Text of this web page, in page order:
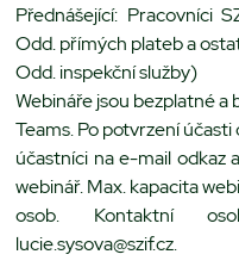
Přednášející: Pracovníci
Odd. přímých plateb a
Odd. inspekční služby)
Webináře jsou bezplatné
Teams. Po potvrzení
účastníci na e-mail odkaz
webinář. Max. kapacita
osob. Kontaktní
lucie.sysova@szif.cz.